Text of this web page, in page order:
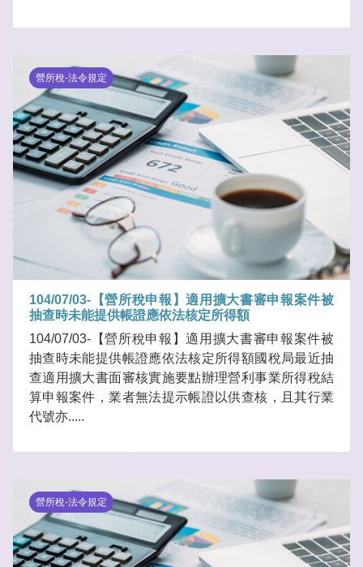
營所稅-法令規定
104/07/03-【營所稅申報】適用擴大書審申報案件被
抽查時未能提供帳證應依法核定所得額
104/07/03-【營所稅申報】適用擴大書審申報案件被
抽查時未能提供帳證應依法核定所得額國稅局最近抽
查適用擴大書面審核實施要點辦理營利事業所得稅結
算申報案件，業者無法提示帳證以供查核，且其行業
代號亦.....
營所稅-法令規定